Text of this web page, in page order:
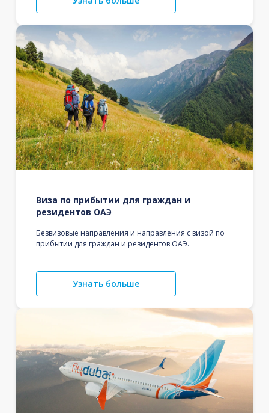
Виза по прибытии для граждан и
резидентов ОАЭ
Безвизовые направления и направления с визой по
прибытии для граждан и резидентов ОАЭ.
Узнать больше